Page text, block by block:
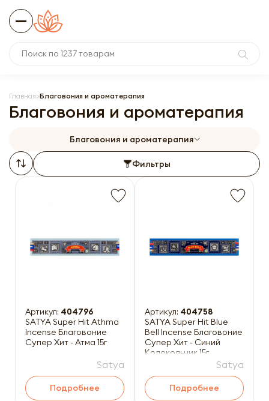
Главная Благовония и ароматерапия
Благовония и ароматерапия
Благовония и ароматерапия
Фильтры
Артикул: 404796
SATYA Super Hit Athma
Incense Благовоние
Супер Хит - Атма 15г
Satya
Подробнее
Артикул: 404758
SATYA Super Hit Blue
Bell Incense Благовоние
Супер Хит - Синий
Колокольчик 15г
Satya
Подробнее